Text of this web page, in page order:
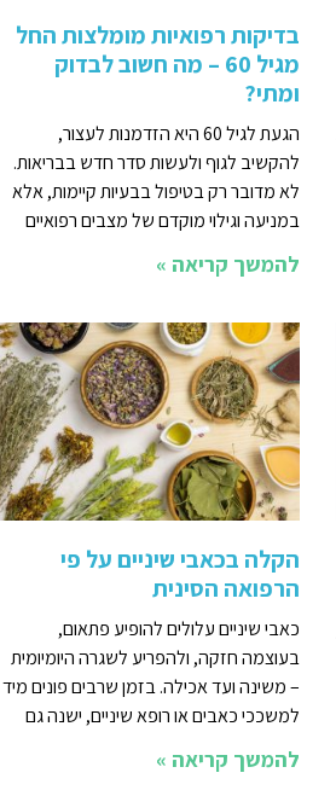
בדיקות רפואיות מומלצות החל
מגיל 60 – מה חשוב לבדוק
ומתי?
הגעת לגיל 60 היא הזדמנות לעצור,
להקשיב לגוף ולעשות סדר חדש בבריאות.
לא מדובר רק בטיפול בבעיות קיימות, אלא
במניעה וגילוי מוקדם של מצבים רפואיים
להמשך קריאה »
הקלה בכאבי שיניים על פי
הרפואה הסינית
כאבי שיניים עלולים להופיע פתאום,
בעוצמה חזקה, ולהפריע לשגרה היומיומית
– משינה ועד אכילה. בזמן שרבים פונים מיד
למשככי כאבים או רופא שיניים, ישנה גם
להמשך קריאה »